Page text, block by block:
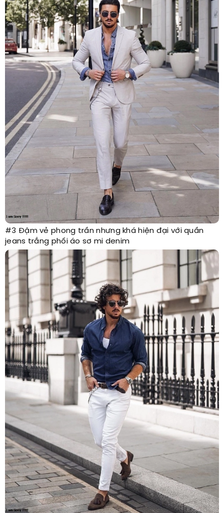
#3 Đậm vẻ phong trần nhưng khá hiện đại với quần
jeans trắng phối áo sơ mi denim